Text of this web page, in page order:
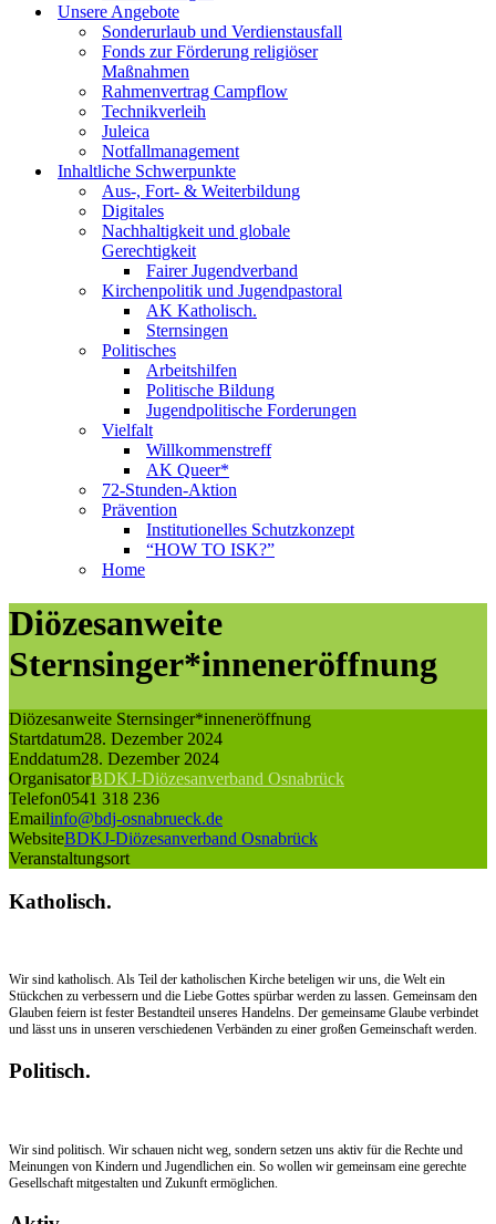
Unsere Angebote
Sonderurlaub und Verdienstausfall
Fonds zur Förderung religiöser
Maßnahmen
Rahmenvertrag Campflow
Technikverleih
Juleica
Notfallmanagement
Inhaltliche Schwerpunkte
Aus-, Fort- & Weiterbildung
Digitales
Nachhaltigkeit und globale
Gerechtigkeit
Fairer Jugendverband
Kirchenpolitik und Jugendpastoral
AK Katholisch.
Sternsingen
Politisches
Arbeitshilfen
Politische Bildung
Jugendpolitische Forderungen
Vielfalt
Willkommenstreff
AK Queer*
72-Stunden-Aktion
Prävention
Institutionelles Schutzkonzept
“HOW TO ISK?”
Home
Diözesanweite
Sternsinger*inneneröffnung
Diözesanweite Sternsinger*inneneröffnung
Startdatum28. Dezember 2024
Enddatum28. Dezember 2024
OrganisatorBDKJ-Diözesanverband Osnabrück
Telefon0541 318 236
Emailinfo@bdj-osnabrueck.de
WebsiteBDKJ-Diözesanverband Osnabrück
Veranstaltungsort
Katholisch.
Wir sind katholisch. Als Teil der katholischen Kirche beteligen wir uns, die Welt ein
Stückchen zu verbessern und die Liebe Gottes spürbar werden zu lassen. Gemeinsam den
Glauben feiern ist fester Bestandteil unseres Handelns. Der gemeinsame Glaube verbindet
und lässt uns in unseren verschiedenen Verbänden zu einer großen Gemeinschaft werden.
Politisch.
Wir sind politisch. Wir schauen nicht weg, sondern setzen uns aktiv für die Rechte und
Meinungen von Kindern und Jugendlichen ein. So wollen wir gemeinsam eine gerechte
Gesellschaft mitgestalten und Zukunft ermöglichen.